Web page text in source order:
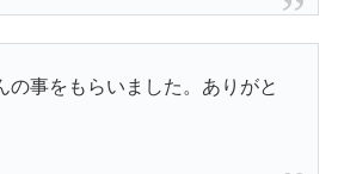
の事をもらいました。ありがと